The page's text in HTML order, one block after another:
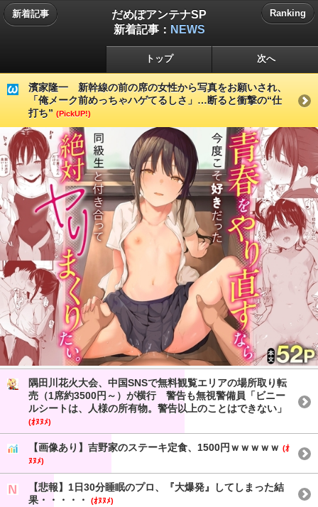
新着記事
だめぽアンテナSP
新着記事： NEWS
Ranking
トップ 次へ
濱家隆一 新幹線の前の席の女性から写真をお願いされ、
「俺メーク前めっちゃハゲてるしさ」…断ると衝撃の“仕
打ち” (PickUP!)
隅田川花火大会、中国SNSで無料観覧エリアの場所取り転
売（1席約3500円～）が横行 警告も無視警備員「ビニー
ルシートは、人様の所有物。警告以上のことはできない」
(ｵﾇﾇﾒ)
【画像あり】吉野家のステーキ定食、1500円ｗｗｗｗｗ (ｵ
ﾇﾇﾒ)
【悲報】1日30分睡眠のプロ、『大爆発』してしまった結
果・・・・・
(ｵﾇﾇﾒ)